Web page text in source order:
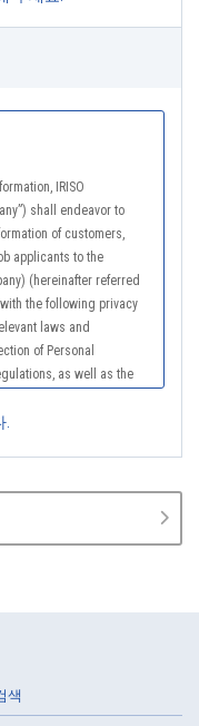
IRISO
shall endeavor to
of customers,
applicants to the
(hereinafter referred
the following privacy
laws and
of Personal
as well as the
for which compliance is
information within the
that this procedure is
the importance
색